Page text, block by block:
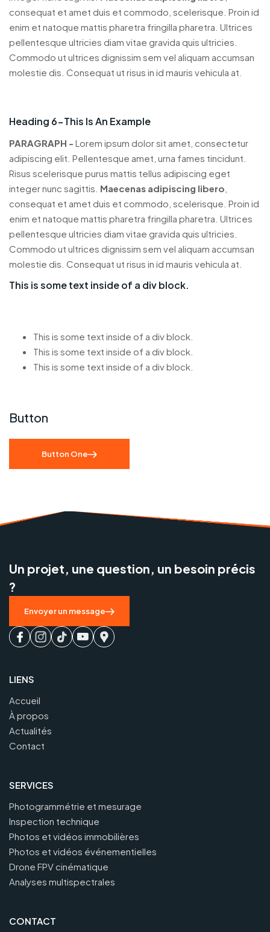
consequat et amet duis et commodo, scelerisque. Proin id
enim et natoque mattis pharetra fringilla pharetra. Ultrices
pellentesque ultricies diam vitae gravida quis ultricies.
Commodo ut ultrices dignissim sem vel aliquam accumsan
molestie dis. Consequat ut risus in id mauris vehicula at.
Heading 6-This Is An Example
PARAGRAPH - Lorem ipsum dolor sit amet, consectetur
adipiscing elit. Pellentesque amet, urna fames tincidunt.
Risus scelerisque purus mattis tellus adipiscing eget
integer nunc sagittis. Maecenas adipiscing libero
consequat et amet duis et commodo, scelerisque. Proin id
enim et natoque mattis pharetra fringilla pharetra. Ultrices
pellentesque ultricies diam vitae gravida quis ultricies.
Commodo ut ultrices dignissim sem vel aliquam accumsan
molestie dis. Consequat ut risus in id mauris vehicula at.
This is some text inside of a div block.
This is some text inside of a div block.
This is some text inside of a div block.
This is some text inside of a div block.
Button
Button One
Un projet, une question, un besoin précis
?
Envoyer un message
LIENS
Accueil
À propos
Actualités
Contact
SERVICES
Photogrammétrie et mesurage
Inspection technique
Photos et vidéos immobilières
Photos et vidéos événementielles
Drone FPV cinématique
Analyses multispectrales
CONTACT